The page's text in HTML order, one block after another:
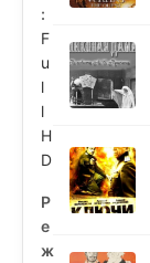
:
F
u
l
l
H
D
Р
е
ж